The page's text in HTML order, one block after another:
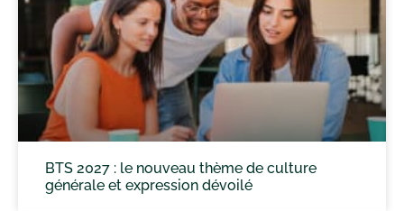
BTS 2027 : le nouveau thème de culture
générale et expression dévoilé